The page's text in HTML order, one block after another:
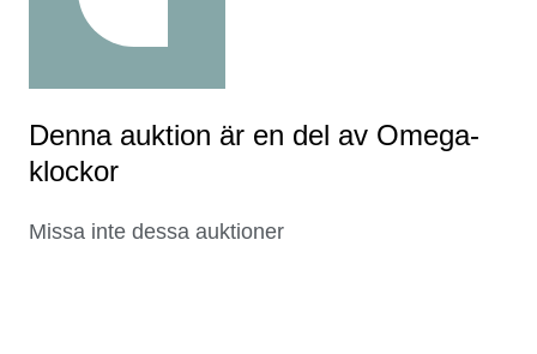
Denna auktion är en del av Omega-
klockor
Missa inte dessa auktioner